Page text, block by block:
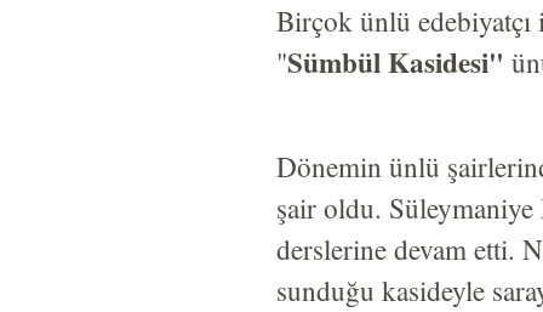
Birçok ünlü edebiyatçı
"Sümbül Kasidesi"
Dönemin ünlü
şair oldu.
derslerine devam etti.
sunduğu kasideyle